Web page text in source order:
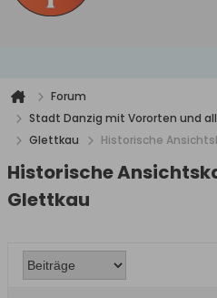
Forum
Stadt Danzig mit Vororten und
Glettkau
Historische
Historische
Glettkau